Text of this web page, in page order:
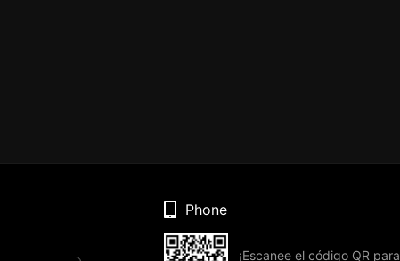
Phone
¡Escanee el código QR para